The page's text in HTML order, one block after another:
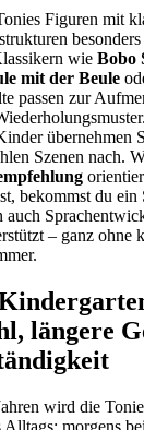
Figuren mit
wie Bobo
mit der Beule
passen zur
übernehmen
Szenen nach.
bekommst du ein
auch
– ganz ohne
längere
wird die